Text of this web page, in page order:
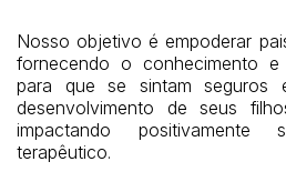
Nosso objetivo é empoderar
fornecendo o conhecimento
para que se sintam seguros
desenvolvimento de seus
impactando positivamente
terapêutico.